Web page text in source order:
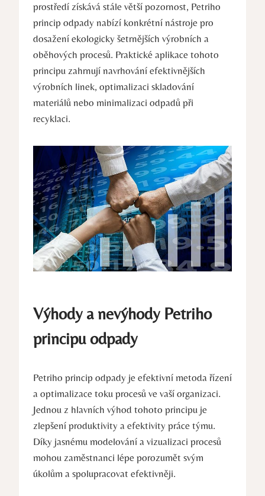
prostředí‍ získává​ stále⁣ větší ⁢pozornost, Petriho
‌princip odpady nabízí konkrétní nástroje pro
dosažení ekologicky šetrnějších výrobních a⁢
oběhových‌ procesů. ​Praktické aplikace tohoto
‌principu zahrnují navrhování efektivnějších
výrobních linek, optimalizaci skladování
materiálů nebo minimalizaci odpadů⁣ při
recyklaci.
Výhody a ​nevýhody Petriho
principu odpady
Petriho princip odpady je efektivní metoda řízení
a optimalizace toku ‍procesů ve​ vaší organizaci.
Jednou z hlavních ⁢výhod tohoto ⁤principu ​je
zlepšení produktivity a efektivity ​práce týmu.
Díky‌ jasnému modelování a⁤ vizualizaci procesů
mohou zaměstnanci lépe porozumět svým ​
úkolům‍ a spolupracovat efektivněji.